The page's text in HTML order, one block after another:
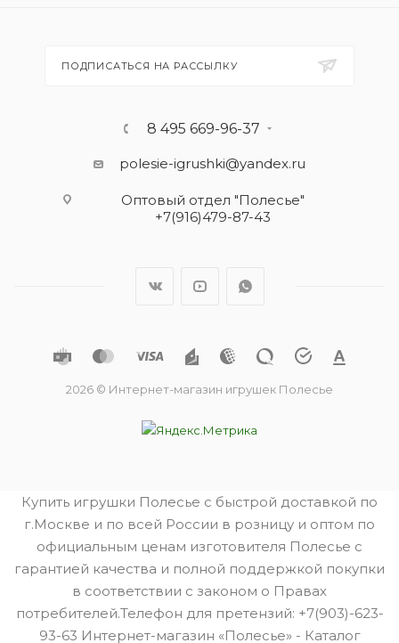
ПОДПИСАТЬСЯ НА РАССЫЛКУ
8 495 669-96-37
polesie-igrushki@yandex.ru
Оптовый отдел "Полесье"
+7(916)479-87-43
2026 © Интернет-магазин игрушек Полесье
Купить игрушки Полесье с быстрой доставкой по
г.Москве и по всей России в розницу и оптом по
официальным ценам изготовителя Полесье с
гарантией качества и полной поддержкой покупки
в соответствии с законом о Правах
потребителей.Телефон для претензий: +7(903)-623-
93-63 Интернет-магазин «Полесье» - Каталог